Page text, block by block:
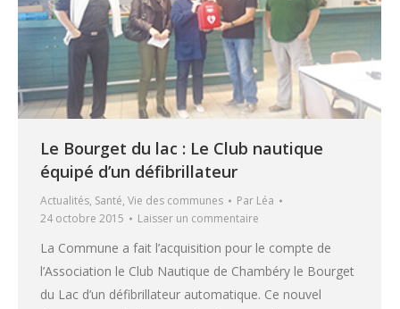
Le Bourget du lac : Le Club nautique
équipé d’un défibrillateur
Actualités, Santé, Vie des communes Par Léa
24 octobre 2015
Laisser un commentaire
La Commune a fait l’acquisition pour le compte de
l’Association le Club Nautique de Chambéry le Bourget
du Lac d’un défibrillateur automatique. Ce nouvel